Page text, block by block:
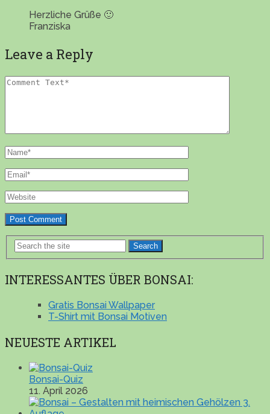
Herzliche Grüße 🙂
Franziska
Leave a Reply
Search
INTERESSANTES ÜBER BONSAI:
Gratis Bonsai Wallpaper
T-Shirt mit Bonsai Motiven
NEUESTE ARTIKEL
Bonsai-Quiz
11. April 2026